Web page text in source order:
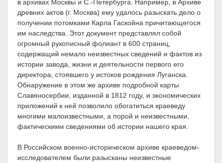
в архивах Москвы и С.-Петербурга. Например, в Архиве
древних актов (г. Москва) ему удалось разыскать дело о
получении потомками Карла Гаскойна причитающегося
им наследства. Этот документ представлял собой
огромный рукописный фолиант в 600 страниц,
содержащий немало неизвестных сведений и фактов из
истории завода, жизни и деятельности первого его
директора, стоявшего у истоков рождения Луганска.
Обнаружение в этом же архиве подробной карты
Славяносербии, изданной в 1812 году, и экономических
приложений к ней позволило обогатиться краеведу
многими малоизвестными, а порой и неизвестными,
фактическими сведениями об истории нашего края.
В Российском военно-историческом архиве краеведом-
исследователем были разысканы неизвестные